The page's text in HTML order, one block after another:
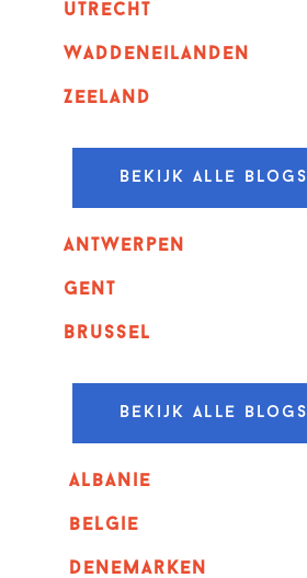
utrecht
Waddeneilanden
Zeeland
Bekijk alle blogs
Antwerpen
GENT
Brussel
Bekijk alle blogs
albanie
belgie
denemarken